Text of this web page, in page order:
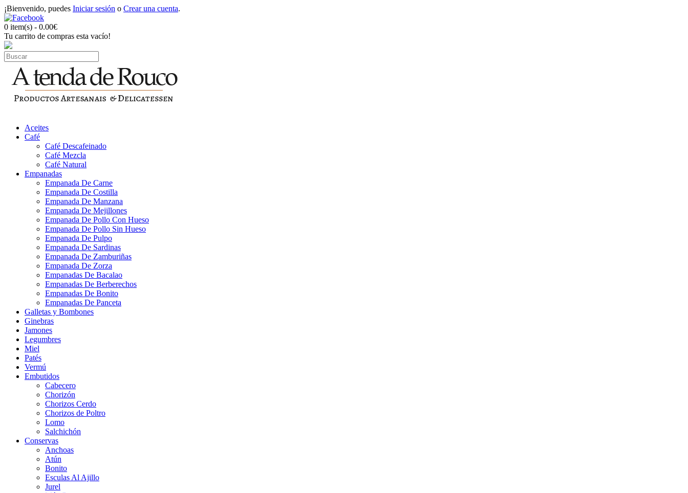
¡Bienvenido, puedes Iniciar sesión o Crear una cuenta.
0 item(s) - 0.00€
Tu carrito de compras esta vacío!
Aceites
Café
Café Descafeinado
Café Mezcla
Café Natural
Empanadas
Empanada De Carne
Empanada De Costilla
Empanada De Manzana
Empanada De Mejillones
Empanada De Pollo Con Hueso
Empanada De Pollo Sin Hueso
Empanada De Pulpo
Empanada De Sardinas
Empanada De Zamburiñas
Empanada De Zorza
Empanadas De Bacalao
Empanadas De Berberechos
Empanadas De Bonito
Empanadas De Panceta
Galletas y Bombones
Ginebras
Jamones
Legumbres
Miel
Patés
Vermú
Embutidos
Cabecero
Chorizón
Chorizos Cerdo
Chorizos de Poltro
Lomo
Salchichón
Conservas
Anchoas
Atún
Bonito
Esculas Al Ajillo
Jurel